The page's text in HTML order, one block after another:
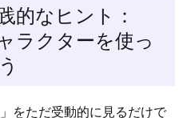
的なヒント：
ラクターを使っ
をただ受動的に見るだけで